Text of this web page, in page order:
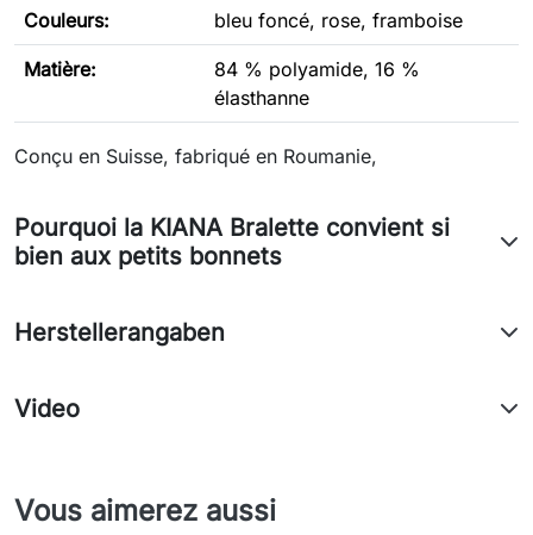
Couleurs: bleu foncé, rose, framboise
Matière:
84 % polyamide, 16 %
élasthanne
Conçu en Suisse, fabriqué en Roumanie,
Pourquoi la KIANA Bralette convient si
bien aux petits bonnets
Herstellerangaben
Video
Vous aimerez aussi